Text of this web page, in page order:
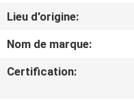
VIDÉOS
SHOW
Lieu d'origine:
Nom de marque:
Certification: